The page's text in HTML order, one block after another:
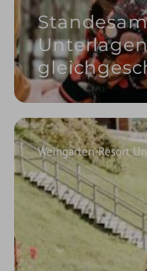
Weingarten-Resort